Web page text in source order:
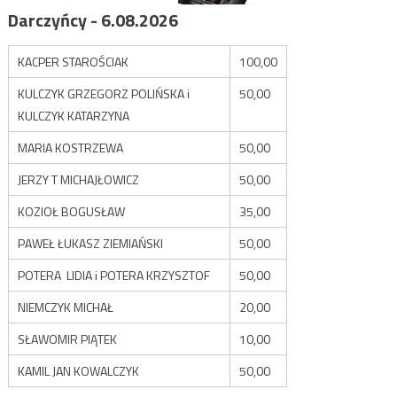
Darczyńcy - 6.08.2026
KACPER STAROŚCIAK
100,00
KULCZYK GRZEGORZ POLIŃSKA i
KULCZYK KATARZYNA
50,00
MARIA KOSTRZEWA
50,00
JERZY T MICHAJŁOWICZ
50,00
KOZIOŁ BOGUSŁAW
35,00
PAWEŁ ŁUKASZ ZIEMIAŃSKI
50,00
POTERA LIDIA i POTERA KRZYSZTOF
50,00
NIEMCZYK MICHAŁ
20,00
SŁAWOMIR PIĄTEK
10,00
KAMIL JAN KOWALCZYK
50,00